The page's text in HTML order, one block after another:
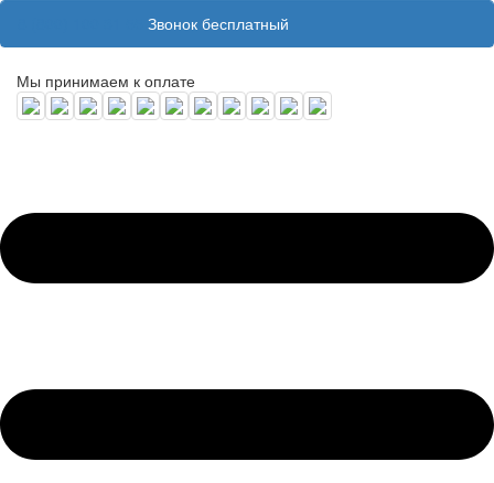
Звонок бесплатный
Мы принимаем к оплате